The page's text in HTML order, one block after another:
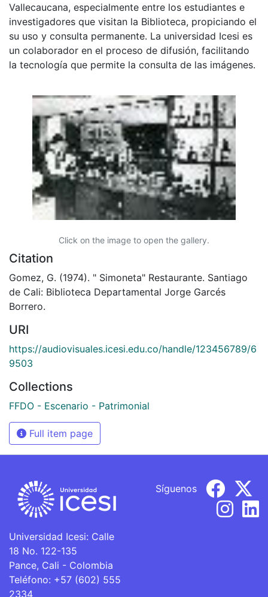
Vallecaucana, especialmente entre los estudiantes e
investigadores que visitan la Biblioteca, propiciando el
su uso y consulta permanente. La universidad Icesi es
un colaborador en el proceso de difusión, facilitando
la tecnología que permite la consulta de las imágenes.
Click on the image to open the gallery.
Citation
Gomez, G. (1974). " Simoneta" Restaurante. Santiago
de Cali: Biblioteca Departamental Jorge Garcés
Borrero.
URI
https://audiovisuales.icesi.edu.co/handle/123456789/6
9503
Collections
FFDO - Escenario - Patrimonial
Full item page
Universidad Icesi: Calle
18 No. 122-135
Pance, Cali - Colombia
Teléfono: +57 (602) 555
2334
Síguenos